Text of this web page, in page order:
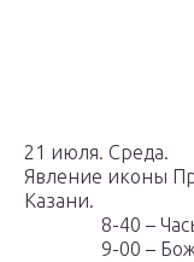
21 июля. Среда.
Явление иконы
Казани.
8-40 –
9-00 –